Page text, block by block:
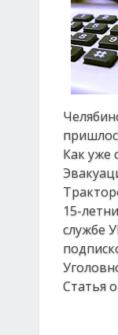
Как уже
15-
службе
Статья